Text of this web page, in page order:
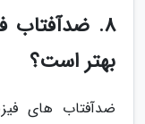
8. ضدآفتاب
بهتر است؟
ضدآفتاب های